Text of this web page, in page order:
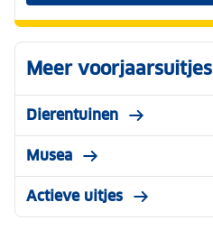
Meer voorjaarsuitjes
Dierentuinen
Musea
Actieve uitjes